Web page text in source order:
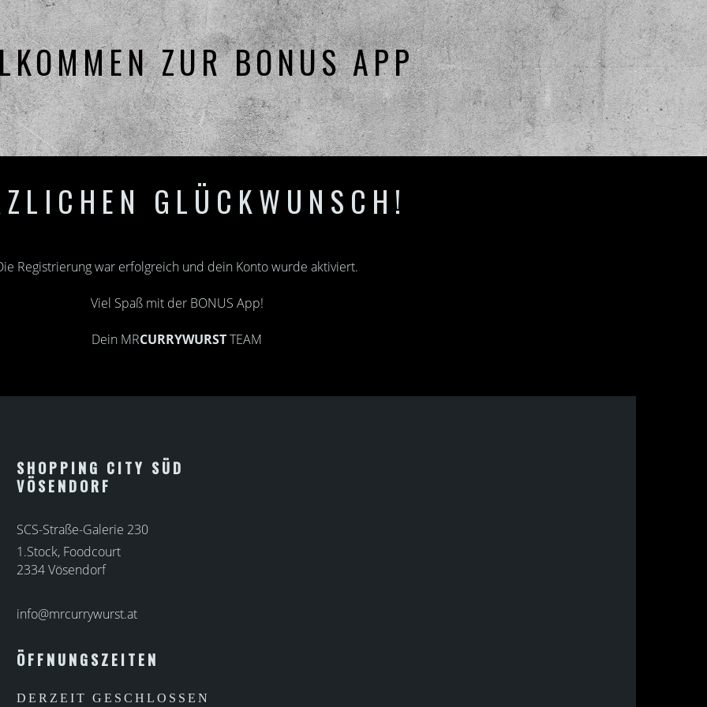
ZUR BONUS APP
GLÜCKWUNSCH!
Registrierung war erfolgreich und dein Konto wurde aktiviert.
Viel Spaß mit der BONUS App!
Dein MRCURRYWURSTTEAM
SHOPPING CITY SÜD
VÖSENDORF
SCS-Straße-Galerie 230
1.Stock, Foodcourt
2334 Vösendorf
info@mrcurrywurst.at
ÖFFNUNGSZEITEN
DERZEIT GESCHLOSSEN